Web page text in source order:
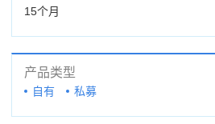
15个月
产品类型
自有 私募